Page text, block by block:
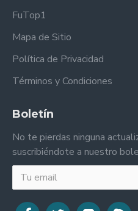
FuTop1
Mapa de Sitio
Política de Privacidad
Términos y Condiciones
Boletín
No te pierdas ninguna
suscribiéndote a nuestro